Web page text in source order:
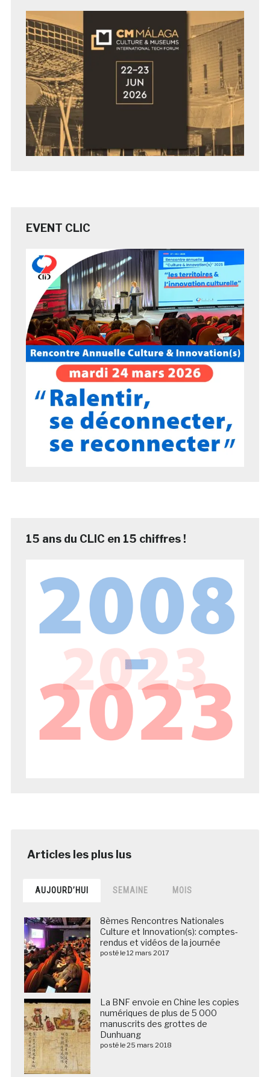
EVENT CLIC
15 ans du CLIC en 15 chiffres !
AUJOURD’HUI SEMAINE MOIS
8èmes Rencontres Nationales
Culture et Innovation(s): comptes-
rendus et vidéos de la journée
posté le 12 mars 2017
La BNF envoie en Chine les copies
numériques de plus de 5 000
manuscrits des grottes de
Dunhuang
posté le 25 mars 2018